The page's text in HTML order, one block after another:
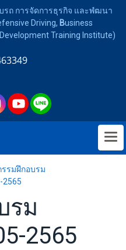
ถ การจัดการธุรกิจ และพํฒนา
Driving, Business
Training Institute)
รรมฝึกอบรม
2565
รม
2565